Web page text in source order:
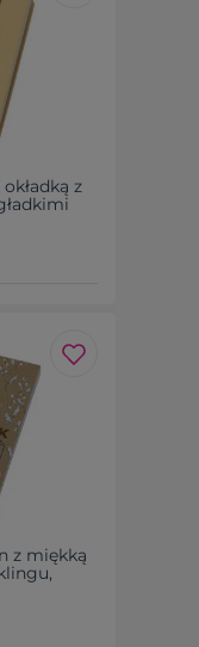
z
z miękką